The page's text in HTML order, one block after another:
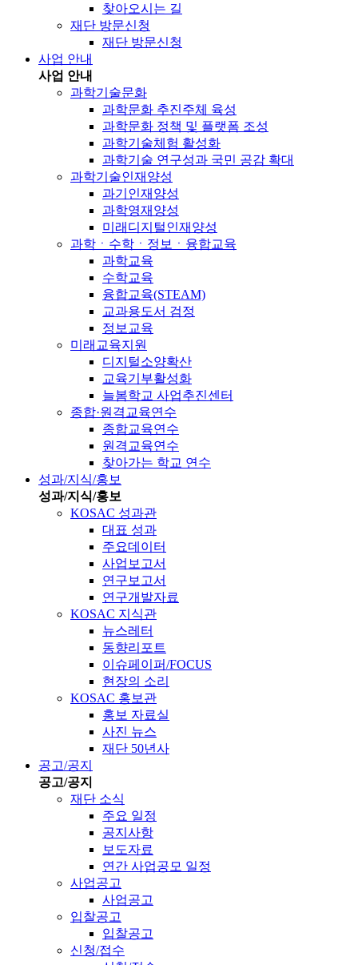
찾아오시는 길
재단 방문신청
재단 방문신청
사업 안내
사업 안내
과학기술문화
과학문화 추진주체 육성
과학문화 정책 및 플랫폼 조성
과학기술체험 활성화
과학기술 연구성과 국민 공감 확대
과학기술인재양성
과기인재양성
과학영재양성
미래디지털인재양성
과학ㆍ수학ㆍ정보ㆍ융합교육
과학교육
수학교육
융합교육(STEAM)
교과용도서 검정
정보교육
미래교육지원
디지털소양확산
교육기부활성화
늘봄학교 사업추진센터
종합·원격교육연수
종합교육연수
원격교육연수
찾아가는 학교 연수
성과/지식/홍보
성과/지식/홍보
KOSAC 성과관
대표 성과
주요데이터
사업보고서
연구보고서
연구개발자료
KOSAC 지식관
뉴스레터
동향리포트
이슈페이퍼/FOCUS
현장의 소리
KOSAC 홍보관
홍보 자료실
사진 뉴스
재단 50년사
공고/공지
공고/공지
재단 소식
주요 일정
공지사항
보도자료
연간 사업공모 일정
사업공고
사업공고
입찰공고
입찰공고
신청/접수